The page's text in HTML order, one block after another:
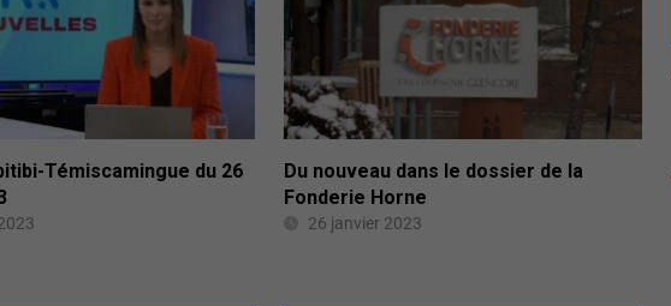
Témiscamingue du 26
Du nouveau dans le dossier de la
Fonderie Horne
26 janvier 2023